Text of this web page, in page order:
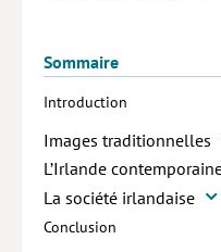
Sommaire
Introduction
Images traditionnelles
L’Irlande
La société irlandaise
Conclusion